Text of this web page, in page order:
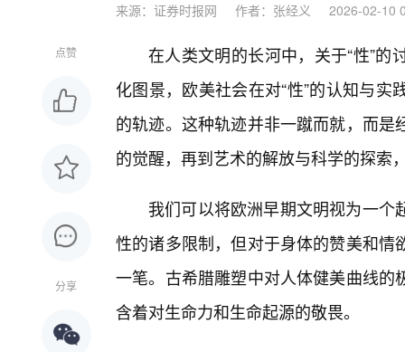
来源：证券时报网 作者：张经义 2026-02-10
点赞
分享
在人类文明的长河中，关于“性”
化图景，欧美社会在对“性”的认知与
的轨迹。这种轨迹并非一蹴而就，而
的觉醒，再到艺术的解放与科学的探索
我们可以将欧洲早期文明视为一
性的诸多限制，但对于身体的赞美和
一笔。古希腊雕塑中对人体健美曲线
含着对生命力和生命起源的敬畏。